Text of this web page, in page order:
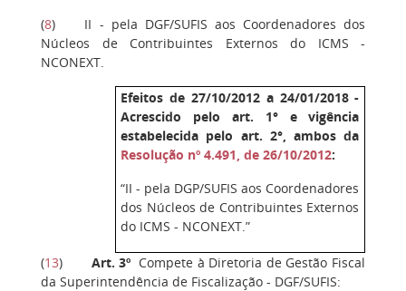
(8) II - pela DGF/SUFIS aos Coordenadores dos
Núcleos de Contribuintes Externos do ICMS -
NCONEXT.
Efeitos de 27/10/2012 a 24/01/2018 -
Acrescido pelo art. 1° e vigência
estabelecida pelo art. 2°, ambos da
Resolução nº 4.491, de 26/10/2012:
“II - pela DGP/SUFIS aos Coordenadores
dos Núcleos de Contribuintes Externos
do ICMS - NCONEXT.”
(13) Art. 3º Compete à Diretoria de Gestão Fiscal
da Superintendência de Fiscalização - DGF/SUFIS: